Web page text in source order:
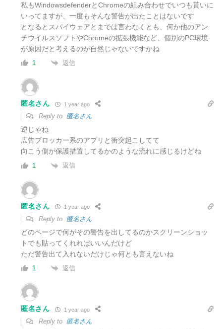
私もWindowsdefenderとChromeの組み合わせでいつも貰いに
いってますが、一度もそんな警告が出たことはないです
となるとスパイウェアとまでは言わなくとも、何か他のアン
チウイルスソフトやChromeの拡張機能など、個別のPC環境
が原因だと考えるのが自然じゃないですかね
1 返信
匿名さん 1 year ago
Reply to 匿名さん
逆じゃね
広告ブロッカー系のアプリと衝突起こしてて
向こう側が保護措置してるかのような流れに感じるけどね
1 返信
匿名さん 1 year ago
Reply to 匿名さん
どのページで何がその警告を出してるのかスクリーンショッ
トでも貼ってくれればいいんだけど
ただ警告出て入れないだけじゃ何とも言えないね
1 返信
匿名さん 1 year ago
Reply to 匿名さん